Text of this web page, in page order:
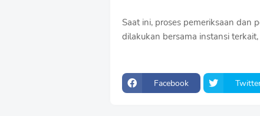
Saat ini, proses pemeriksaan dan
dilakukan bersama instansi
Facebook